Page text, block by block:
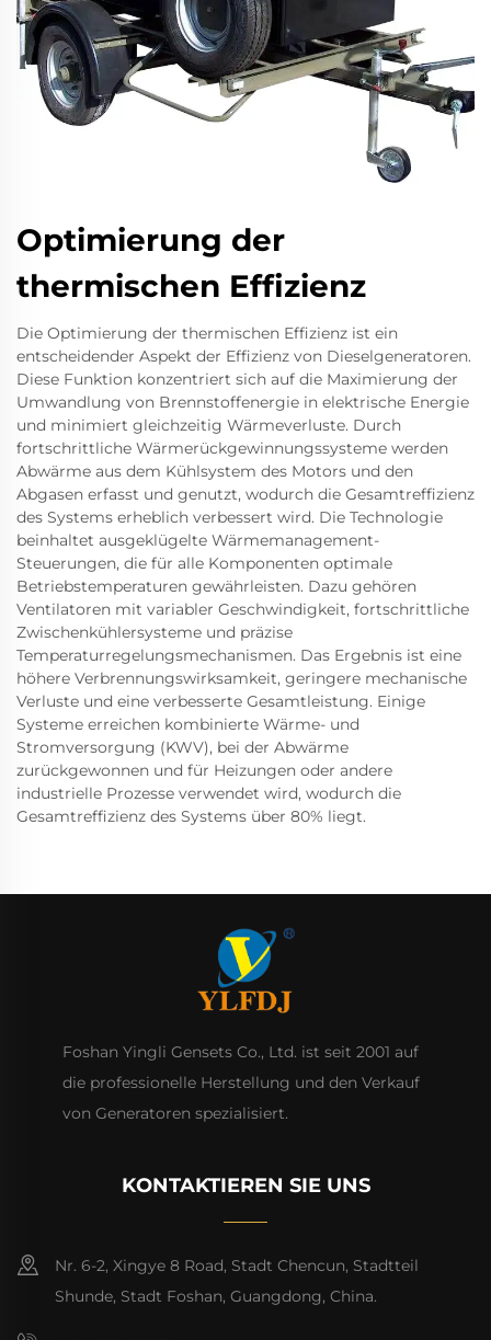
Optimierung der
thermischen Effizienz
Die Optimierung der thermischen Effizienz ist ein
entscheidender Aspekt der Effizienz von Dieselgeneratoren.
Diese Funktion konzentriert sich auf die Maximierung der
Umwandlung von Brennstoffenergie in elektrische Energie
und minimiert gleichzeitig Wärmeverluste. Durch
fortschrittliche Wärmerückgewinnungssysteme werden
Abwärme aus dem Kühlsystem des Motors und den
Abgasen erfasst und genutzt, wodurch die Gesamtreffizienz
des Systems erheblich verbessert wird. Die Technologie
beinhaltet ausgeklügelte Wärmemanagement-
Steuerungen, die für alle Komponenten optimale
Betriebstemperaturen gewährleisten. Dazu gehören
Ventilatoren mit variabler Geschwindigkeit, fortschrittliche
Zwischenkühlersysteme und präzise
Temperaturregelungsmechanismen. Das Ergebnis ist eine
höhere Verbrennungswirksamkeit, geringere mechanische
Verluste und eine verbesserte Gesamtleistung. Einige
Systeme erreichen kombinierte Wärme- und
Stromversorgung (KWV), bei der Abwärme
zurückgewonnen und für Heizungen oder andere
industrielle Prozesse verwendet wird, wodurch die
Gesamtreffizienz des Systems über 80% liegt.
Foshan Yingli Gensets Co., Ltd. ist seit 2001 auf
die professionelle Herstellung und den Verkauf
von Generatoren spezialisiert.
KONTAKTIEREN SIE UNS
Nr. 6-2, Xingye 8 Road, Stadt Chencun, Stadtteil
Shunde, Stadt Foshan, Guangdong, China.